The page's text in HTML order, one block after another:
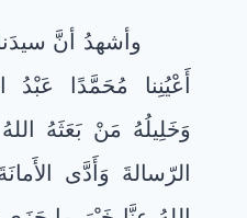
وأشهدُ أنَّ سيدَنا
أَعْيُنِنا مُحَمَّدًا
وَخَلِيلُهُ مَنْ بَعَثَهُ
الرّسالةَ وَأَدَّى